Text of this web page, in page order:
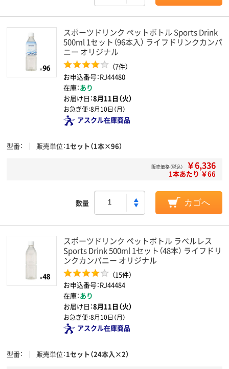
スポーツドリンク ペットボトル Sports Drink
500ml 1セット（96本入） ライフドリンクカンパ
ニー オリジナル
（7件）
お申込番号：RJ44480
在庫：あり
お届け日：8月11日（火）
お急ぎ便：8月10日（月）
アスクル在庫商品
型番 販売単位 1セット（1本×96）
販売価格（税込） ￥6,336
1本あたり ￥66
数量 カゴへ
スポーツドリンク ペットボトル ラベルレス
Sports Drink 500ml 1セット（48本） ライフドリ
ンクカンパニー オリジナル
（15件）
お申込番号：RJ44484
在庫：あり
お届け日：8月11日（火）
お急ぎ便：8月10日（月）
アスクル在庫商品
型番 販売単位 1セット（24本入×2）